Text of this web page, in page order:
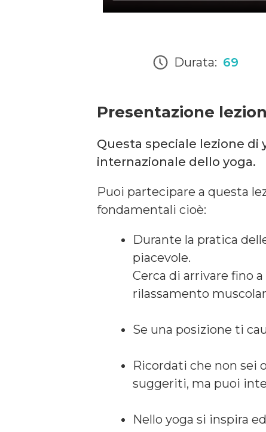
Durata: 69
Presentazione
Questa speciale lezione di
internazionale dello yoga.
Puoi partecipare a questa
fondamentali cioè:
Durante la pratica
piacevole.
Cerca di arrivare fino
rilassamento
Se una posizione ti
Ricordati che non sei
suggeriti, ma puoi
Nello yoga si inspira